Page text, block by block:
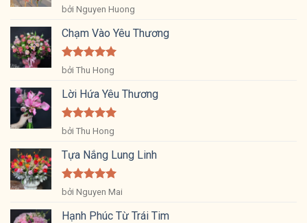
Được xếp
hạng 55
sao
bởi Nguyen Huong
Chạm Vào Yêu Thương
Được xếp
sao
bởi Thu Hong
Lời Hứa Yêu Thương
Được xếp
sao
bởi Thu Hong
Tựa Nắng Lung Linh
Được xếp
hạng 55
sao
bởi Nguyen Mai
Hạnh Phúc Từ Trái Tim